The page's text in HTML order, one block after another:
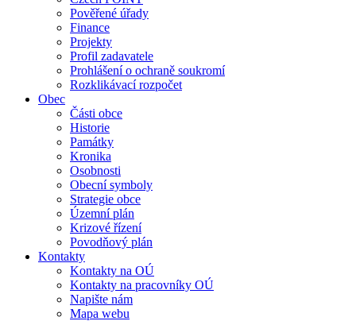
Pověřené úřady
Finance
Projekty
Profil zadavatele
Prohlášení o ochraně soukromí
Rozklikávací rozpočet
Obec
Části obce
Historie
Památky
Kronika
Osobnosti
Obecní symboly
Strategie obce
Územní plán
Krizové řízení
Povodňový plán
Kontakty
Kontakty na OÚ
Kontakty na pracovníky OÚ
Napište nám
Mapa webu